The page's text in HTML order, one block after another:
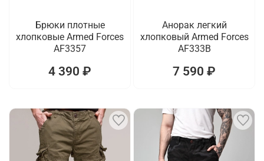
Брюки плотные
хлопковые Armed Forces
AF3357
4 390 ₽
Анорак легкий
хлопковый Armed Forces
AF333B
7 590 ₽